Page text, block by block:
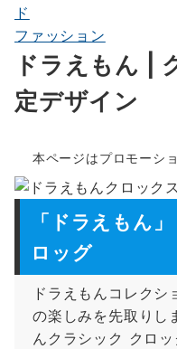
ド
ファッション
ドラえもん |
定デザイン
本ページはプロモーシ
「ドラえもん
ロッグ
ドラえもんコレク
の楽しみを先取りし
んクラシック クロ